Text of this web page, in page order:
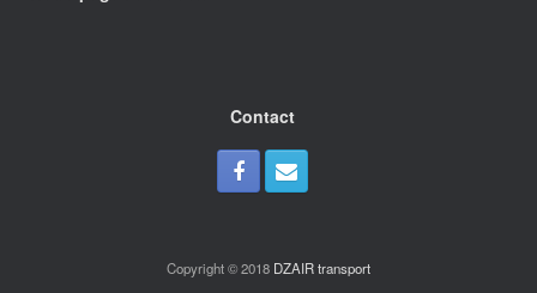
Contact
Copyright © 2018 DZAIR transport